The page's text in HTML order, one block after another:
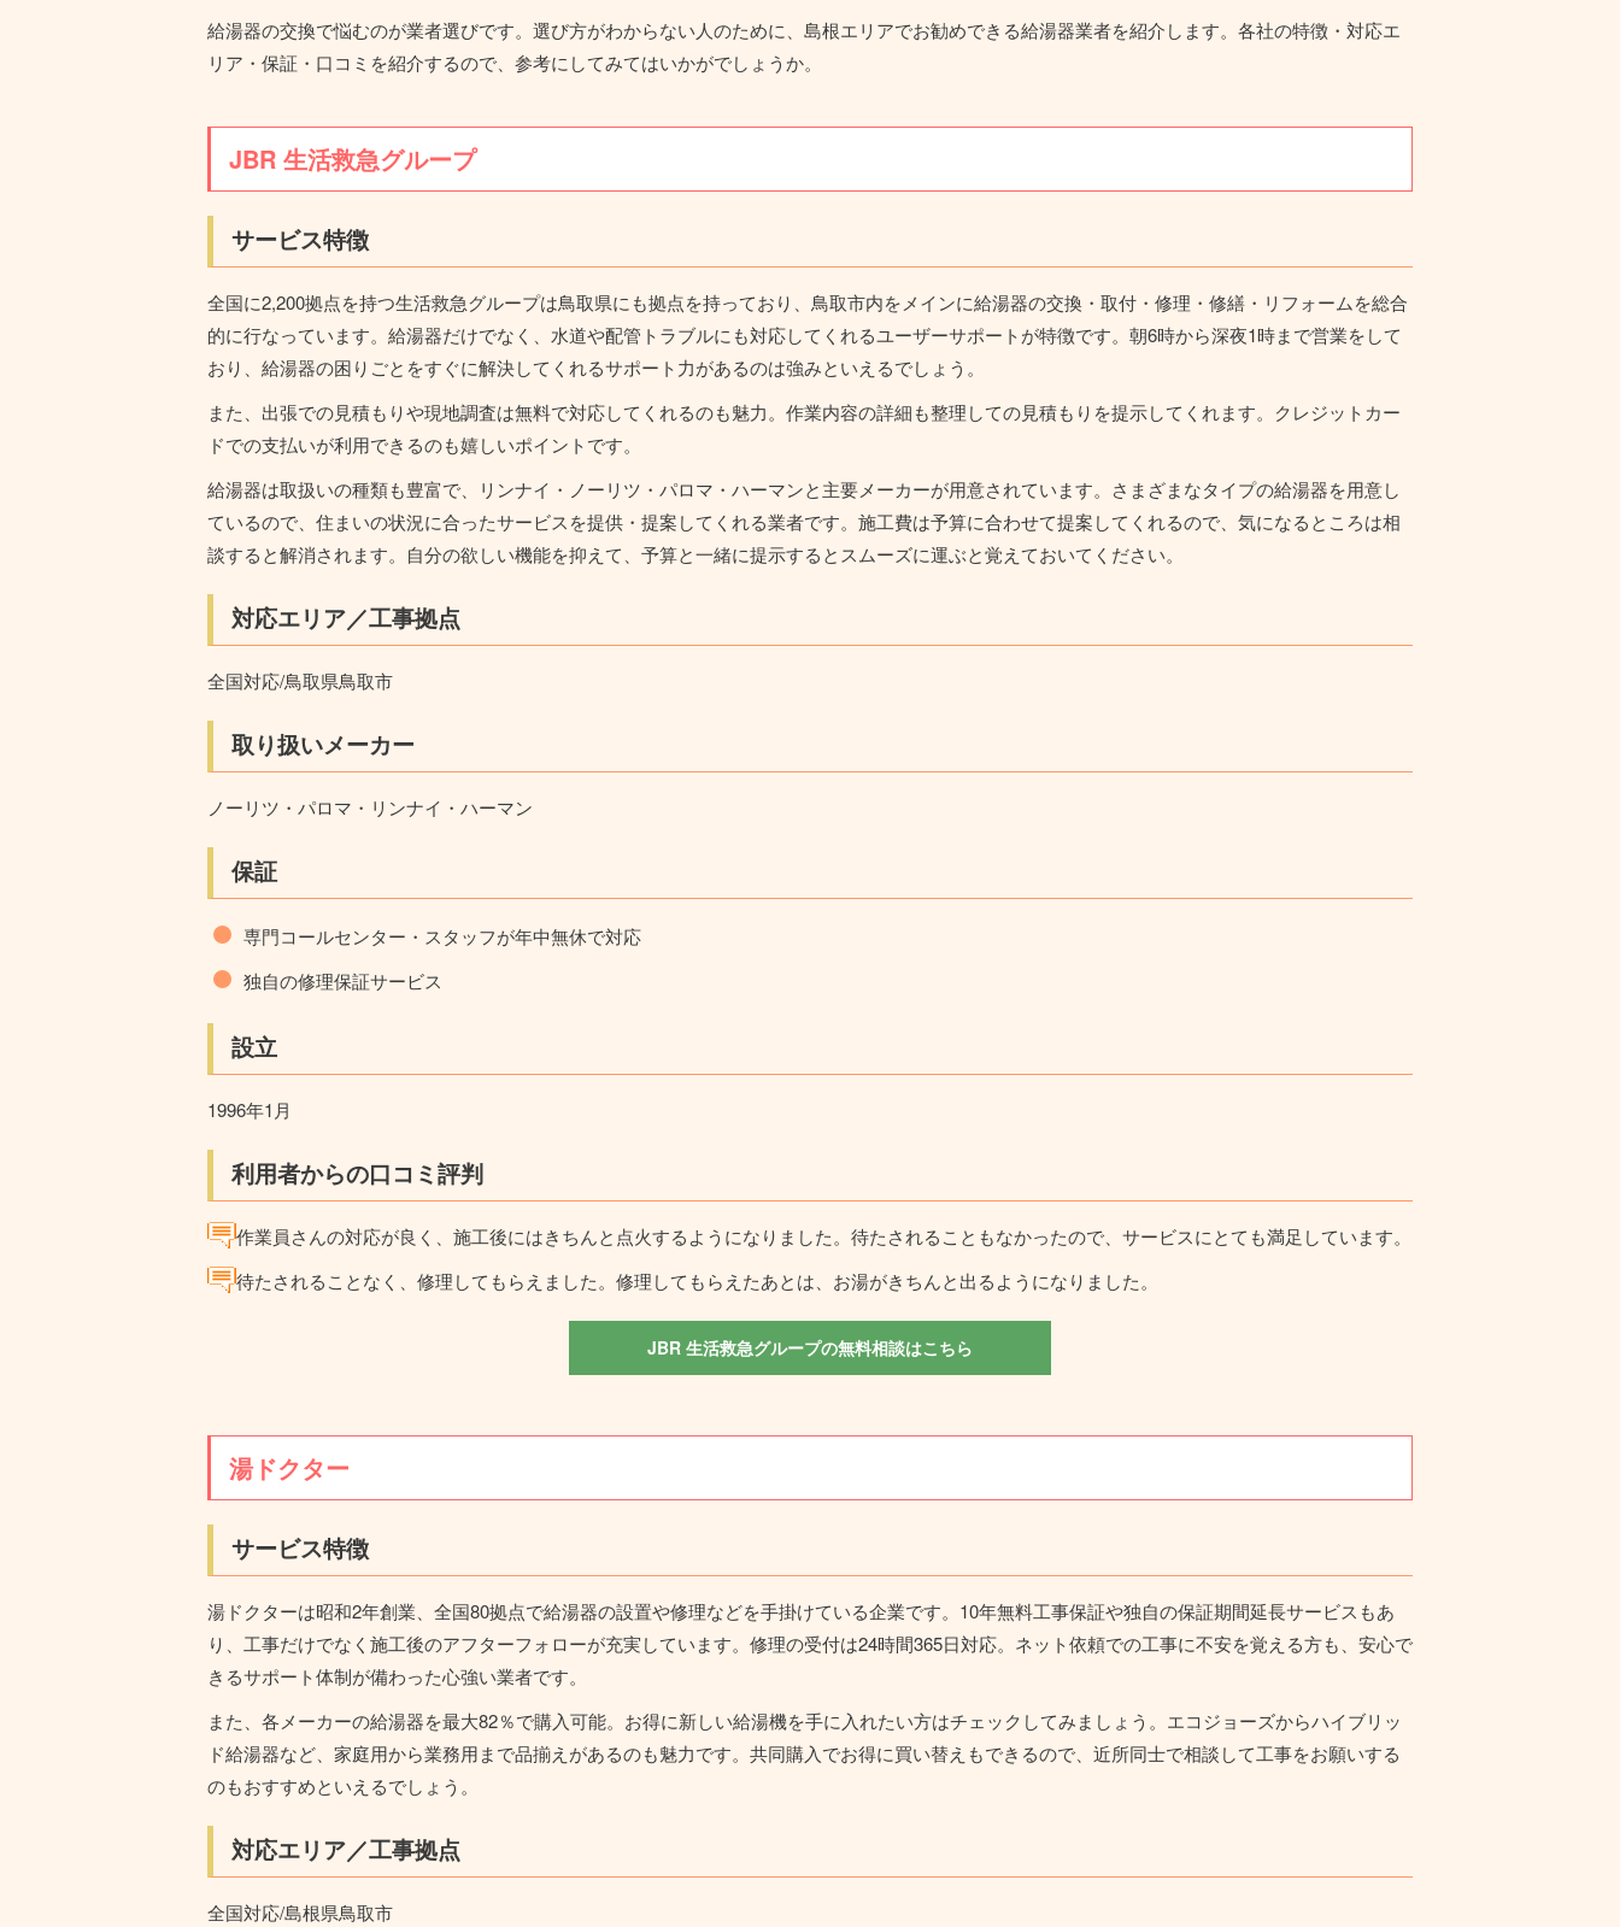
給湯器の交換で悩むのが業者選びです。選び方がわからない人のために、島根エリアでお勧めできる給湯器業者を紹介します。各社の特徴・対応エ
リア・保証・口コミを紹介するので、参考にしてみてはいかがでしょうか。
JBR 生活救急グループ
サービス特徴
全国に2,200拠点を持つ生活救急グループは鳥取県にも拠点を持っており、鳥取市内をメインに給湯器の交換・取付・修理・修繕・リフォームを総合
的に行なっています。給湯器だけでなく、水道や配管トラブルにも対応してくれるユーザーサポートが特徴です。朝6時から深夜1時まで営業をして
おり、給湯器の困りごとをすぐに解決してくれるサポート力があるのは強みといえるでしょう。
また、出張での見積もりや現地調査は無料で対応してくれるのも魅力。作業内容の詳細も整理しての見積もりを提示してくれます。クレジットカー
ドでの支払いが利用できるのも嬉しいポイントです。
給湯器は取扱いの種類も豊富で、リンナイ・ノーリツ・パロマ・ハーマンと主要メーカーが用意されています。さまざまなタイプの給湯器を用意し
ているので、住まいの状況に合ったサービスを提供・提案してくれる業者です。施工費は予算に合わせて提案してくれるので、気になるところは相
談すると解消されます。自分の欲しい機能を抑えて、予算と一緒に提示するとスムーズに運ぶと覚えておいてください。
対応エリア／工事拠点
全国対応/鳥取県鳥取市
取り扱いメーカー
ノーリツ・パロマ・リンナイ・ハーマン
保証
専門コールセンター・スタッフが年中無休で対応
独自の修理保証サービス
設立
1996年1月
利用者からの口コミ評判
作業員さんの対応が良く、施工後にはきちんと点火するようになりました。待たされることもなかったので、サービスにとても満足しています。
待たされることなく、修理してもらえました。修理してもらえたあとは、お湯がきちんと出るようになりました。
JBR 生活救急グループの無料相談はこちら
湯ドクター
サービス特徴
湯ドクターは昭和2年創業、全国80拠点で給湯器の設置や修理などを手掛けている企業です。10年無料工事保証や独自の保証期間延長サービスもあ
り、工事だけでなく施工後のアフターフォローが充実しています。修理の受付は24時間365日対応。ネット依頼での工事に不安を覚える方も、安心で
きるサポート体制が備わった心強い業者です。
また、各メーカーの給湯器を最大82％で購入可能。お得に新しい給湯機を手に入れたい方はチェックしてみましょう。エコジョーズからハイブリッ
ド給湯器など、家庭用から業務用まで品揃えがあるのも魅力です。共同購入でお得に買い替えもできるので、近所同士で相談して工事をお願いする
のもおすすめといえるでしょう。
対応エリア／工事拠点
全国対応/島根県鳥取市